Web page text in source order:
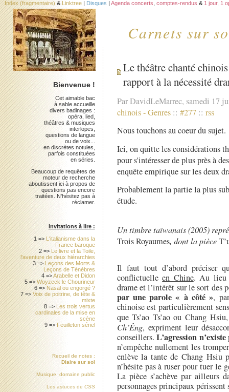
Carnets sur
Index (fragmentaire) & Linktree | Disques | Agenda concerts comptes-rendus & 1 jour, 1
Le théâtre chanté
rapport à la nécessité
Par DavidLeMarrec, samedi 17
chinois-Genres :: #277 :: rss
Nous touchons au coeur du sujet.
Ici, on quitte les considérations
pour s'intéresser de plus près à
enquête empirique sur les deux
Probablement la partie la plus
étude.
Un timbre taïwanais (2005)
Trois Royaumes, dont la pièce
Il faut tout d’abord préciser
conflictuelleen Chine. Au lieu
drame et l’intérêt sur le sort des
par une parole « à côté »,
chinoise est particulièrement
que Ts’ao Ts’ao ou Chang
Ch’Êng, expriment leur
conseillers.L’agression
n’empêche nullement les
enlève la tante de Chang Hsiu
n’hésite pas à ruser pour tuer
La pièce s’achève par ailleurs
personnages principaux périssent
Bienvenue !
Cet aimable bac
à sable accueille
divers badinages :
opéra, lied,
théâtres & musiques
interlopes,
questions de langue
ou de voix...
en discrètes notules,
parfois constituées
en séries.
Beaucoup de requêtes de
moteur de recherche
aboutissent ici à propos de
questions pas encore
traitées. N'hésitez pas à
réclamer.
Invitations à lire :
1 => L'italianisme dans la
France baroque
2 => Le livre et la Toile,
l'aventure de deux hiérarchies
3 => Leçons des Morts &
Leçons de Ténèbres
4 =>Arabelle et Didon
5 =>Woyzeck le Chourineur
6 => Nasal ou engorgé ?
7 =>Voix de poitrine, de tête &
mixte
8 => Les trois vertus
cardinales de la mise en
scène
9 => Feuilleton sériel
Recueil de notes :
Diaire sur sol
Musique, domaine public
Les astuces de CSS